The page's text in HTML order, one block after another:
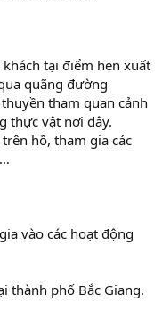
tại điểm hẹn xuất
quãng đường
tham quan cảnh
thực vật nơi đây.
hồ, tham gia các
vào các hoạt động
thành phố Bắc Giang.